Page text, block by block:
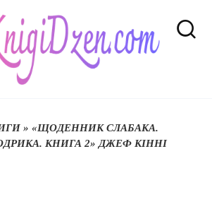
» «ЩОДЕННИК СЛАБАКА.
КНИГА 2» ДЖЕФ КІННІ